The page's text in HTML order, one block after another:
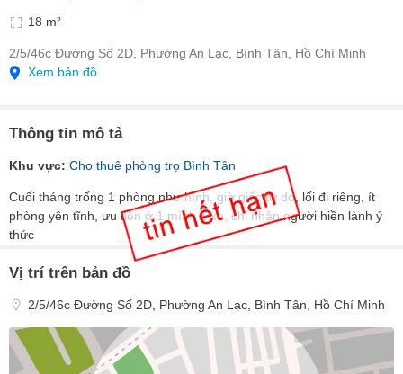
18 m²
2/5/46c Đường Số 2D, Phường An Lạc, Bình Tân, Hồ Chí Minh
Xem bản đồ
Thông tin mô tả
Khu vực: Cho thuê phòng trọ Bình Tân
Cuối tháng trống 1 phòng như hình, giờ giấc tự do, lối đi riêng, ít
phòng yên tĩnh, ưu tiên ở 1 mình 1 xe, chỉ nhận người hiền lành ý
thức
Vị trí trên bản đồ
2/5/46c Đường Số 2D, Phường An Lạc, Bình Tân, Hồ Chí Minh